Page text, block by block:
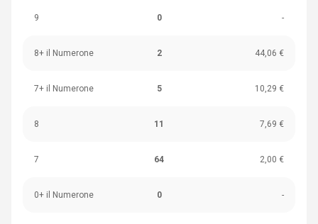
9 0 -
8+ il Numerone 2 44,06 €
7+ il Numerone 5 10,29 €
8 11 7,69 €
7 64 2,00 €
0+ il Numerone 0 -